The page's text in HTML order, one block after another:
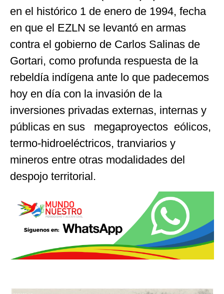
en el histórico 1 de enero de 1994, fecha
en que el EZLN se levantó en armas
contra el gobierno de Carlos Salinas de
Gortari, como profunda respuesta de la
rebeldía indígena ante lo que padecemos
hoy en día con la invasión de la
inversiones privadas externas, internas y
públicas en sus megaproyectos eólicos,
termo-hidroeléctricos, tranviarios y
mineros entre otras modalidades del
despojo territorial.